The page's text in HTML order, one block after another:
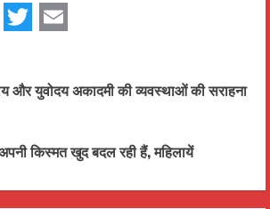
और युवोदय अकादमी की व्यवस्थाओं की सराहना
किस्मत खुद बदल रही हैं, महिलायें